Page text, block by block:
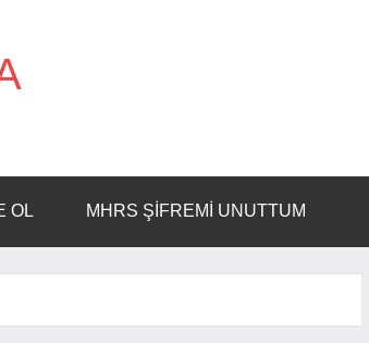
OL MHRS ŞIFREMI UNUTTUM